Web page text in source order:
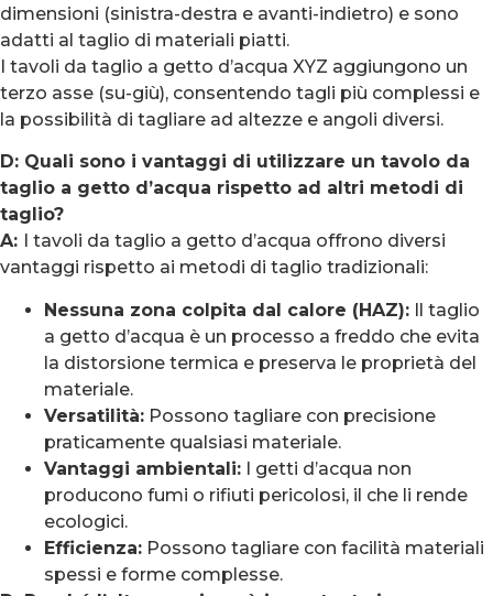
dimensioni (sinistra-destra e avanti-indietro) e sono
adatti al taglio di materiali piatti.
I tavoli da taglio a getto d’acqua XYZ aggiungono un
terzo asse (su-giù), consentendo tagli più complessi e
la possibilità di tagliare ad altezze e angoli diversi.
D: Quali sono i vantaggi di utilizzare un tavolo da
taglio a getto d’acqua rispetto ad altri metodi di
taglio?
A:
I tavoli da taglio a getto d’acqua offrono diversi
vantaggi rispetto ai metodi di taglio tradizionali:
Nessuna zona colpita dal calore (HAZ): Il taglio
a getto d’acqua è un processo a freddo che evita
la distorsione termica e preserva le proprietà del
materiale.
Versatilità: Possono tagliare con precisione
praticamente qualsiasi materiale.
Vantaggi ambientali: I getti d’acqua non
producono fumi o rifiuti pericolosi, il che li rende
ecologici.
Efficienza: Possono tagliare con facilità materiali
spessi e forme complesse.